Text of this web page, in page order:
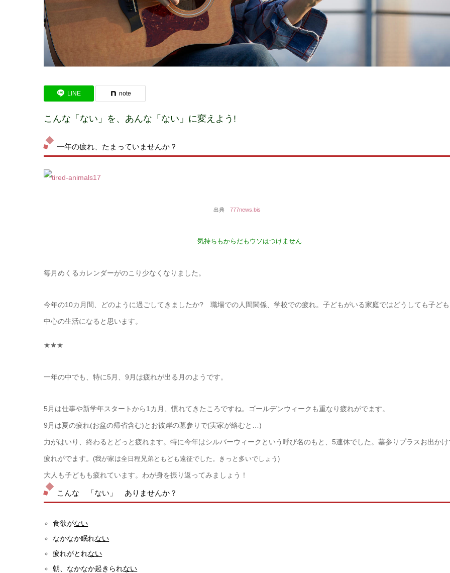
LINE note
こんな「ない」を、あんな「ない」に変えよう!
一年の疲れ、たまっていませんか？
出典 777news.bis
気持ちもからだも ウソはつけません
毎月めくるカレンダーがのこり少なくなりました。
今年の10カ月間、どのように過ごしてきましたか? 職場での人間関係、学校での疲れ。子どもがいる家庭ではどうしても子ども
中心の生活になると思います。
★★★
一年の中でも、特に5月、9月は疲れが出る月のようです。
5月は仕事や新学年スタートから1カ月、慣れてきたころですね。ゴールデンウィークも重なり疲れがでます。
9月は夏の疲れ(お盆の帰省含む)とお彼岸の墓参りで(実家が絡むと…)
力がはいり、終わるとどっと疲れます。 特に今年はシルバーウィークという呼び名のもと、5連休でした。墓参りプラスお出かけ
疲れがでます。 (我が家は全日程兄弟ともども遠征でした。きっと多いでしょう)
大人も子どもも疲れています。わが身を振り返ってみましょう！
こんな 「ない」 ありませんか？
食欲がない
なかなか眠れない
疲れがとれない
朝、なかなか起きられない